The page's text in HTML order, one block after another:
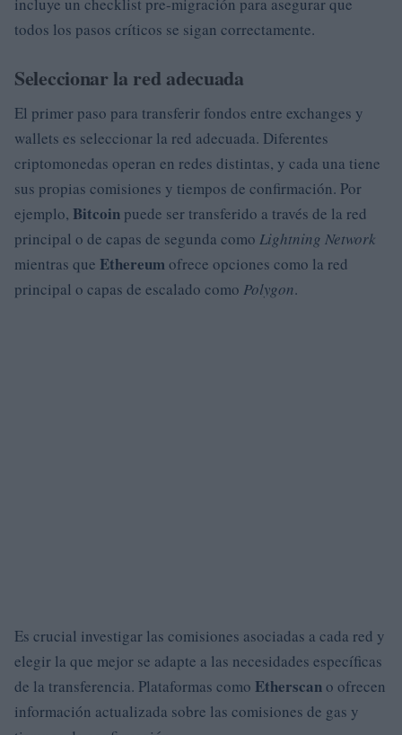
todos los pasos críticos se sigan correctamente.
Seleccionar la red adecuada
El primer paso para transferir fondos entre exchanges y
wallets es seleccionar la red adecuada. Diferentes
criptomonedas operan en redes distintas, y cada una tiene
sus propias comisiones y tiempos de confirmación. Por
ejemplo, Bitcoin puede ser transferido a través de la red
principal o de capas de segunda como Lightning Network
mientras que Ethereumofrece opciones como la red
principal o capas de escalado como Polygon.
Es crucial investigar las comisiones asociadas a cada red y
elegir la que mejor se adapte a las necesidades específicas
de la transferencia. Plataformas como Etherscano ofrecen
información actualizada sobre las comisiones de gas y